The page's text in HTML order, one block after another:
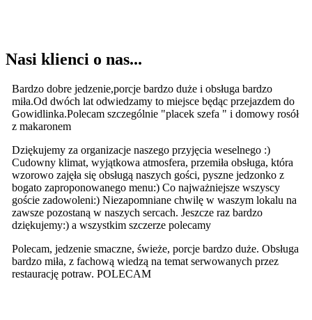
Nasi klienci o nas...
Bardzo dobre jedzenie,porcje bardzo duże i obsługa bardzo
miła.Od dwóch lat odwiedzamy to miejsce będąc przejazdem do
Gowidlinka.Polecam szczególnie "placek szefa " i domowy rosół
z makaronem
Dziękujemy za organizacje naszego przyjęcia weselnego :)
Cudowny klimat, wyjątkowa atmosfera, przemiła obsługa, która
wzorowo zajęła się obsługą naszych gości, pyszne jedzonko z
bogato zaproponowanego menu:) Co najważniejsze wszyscy
goście zadowoleni:) Niezapomniane chwilę w waszym lokalu na
zawsze pozostaną w naszych sercach. Jeszcze raz bardzo
dziękujemy:) a wszystkim szczerze polecamy
Polecam, jedzenie smaczne, świeże, porcje bardzo duże. Obsługa
bardzo miła, z fachową wiedzą na temat serwowanych przez
restaurację potraw. POLECAM